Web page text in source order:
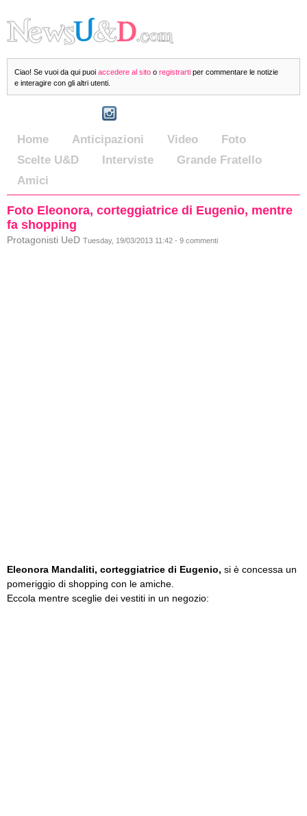
Ciao! Se vuoi da qui puoi accedere al sito o registrarti per commentare le notizie
e interagire con gli altri utenti.
Home Anticipazioni Video
Foto
Scelte U&D
Interviste
Grande Fratello
Amici
Foto Eleonora, corteggiatrice di Eugenio, mentre
fa shopping
Protagonisti UeD Tuesday, 19/03/2013 11:42 - 9 commenti
Eleonora Mandaliti, corteggiatrice di Eugenio, si è concessa un
pomeriggio di shopping con le amiche.
Eccola mentre sceglie dei vestiti in un negozio: